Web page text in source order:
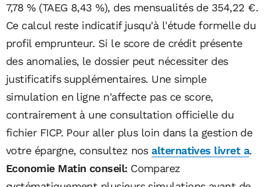
7,78 % (TAEG 8,43 %), des mensualités de 354,22 €.
Ce calcul reste indicatif jusqu'à l'étude formelle du
profil emprunteur. Si le score de crédit présente
des anomalies, le dossier peut nécessiter des
justificatifs supplémentaires. Une simple
simulation en ligne n'affecte pas ce score,
contrairement à une consultation officielle du
fichier FICP. Pour aller plus loin dans la gestion de
votre épargne, consultez nosalternatives livret a.
Economie Matin conseil:Comparez